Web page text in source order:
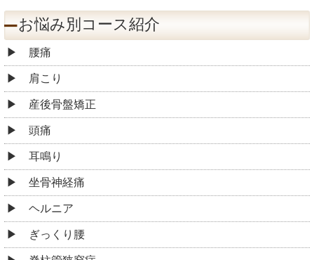
お悩み別コース紹介
腰痛
肩こり
産後骨盤矯正
頭痛
耳鳴り
坐骨神経痛
ヘルニア
ぎっくり腰